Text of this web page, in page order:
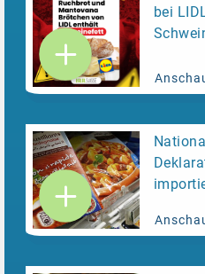
bei